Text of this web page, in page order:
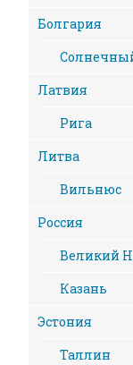
Болгария
Латвия
Рига
Литва
Вильнюс
Россия
Великий
Казань
Эстония
Таллин